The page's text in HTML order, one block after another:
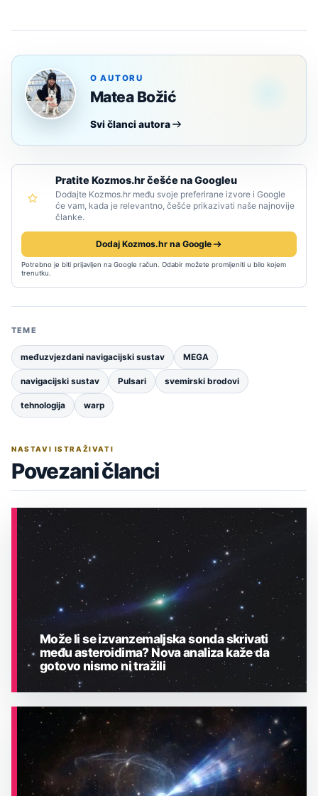
O AUTORU
Matea Božić
Svi članci autora
Pratite Kozmos.hr češće na Googleu
Dodajte Kozmos.hr među svoje preferirane izvore i Google
će vam, kada je relevantno, češće prikazivati naše najnovije
članke.
Dodaj Kozmos.hr na Google
Potrebno je biti prijavljen na Google račun. Odabir možete promijeniti u bilo kojem
trenutku.
TEME
međuzvjezdani navigacijski sustav MEGA
navigacijski sustav Pulsari svemirski brodovi
tehnologija warp
NASTAVI ISTRAŽIVATI
Povezani članci
ASTRONOMIJA
Može li se izvanzemaljska sonda skrivati
među asteroidima? Nova analiza kaže da
gotovo nismo ni tražili